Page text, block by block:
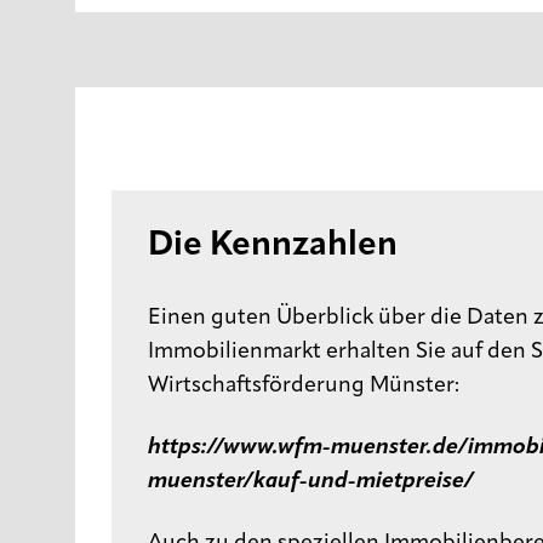
Die Kennzahlen
Einen guten Überblick über die Daten
Immobilienmarkt erhalten Sie auf den
Wirtschaftsförderung Münster:
https://www.wfm-muenster.de/
muenster/kauf-und-mietpreise/